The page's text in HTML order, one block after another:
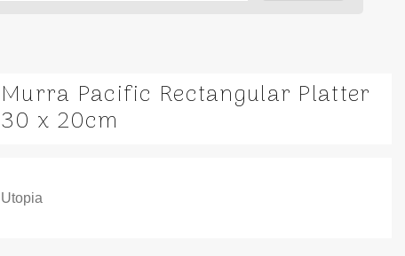
Murra Pacific Rectangular Platter
30 x 20cm
Utopia